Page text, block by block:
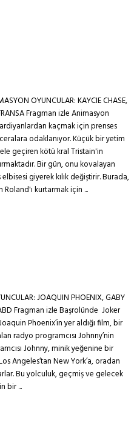
OYUNCULAR: KAYCIE CHASE,
Fragman izle Animasyon
kaçmak için prenses
odaklanıyor. Küçük bir yetim
geçiren kötü kral Tristain'in
Bir gün, onu kovalayan
giyerek kılık değiştirir. Burada,
kurtarmak için ...
JOAQUIN PHOENIX, GABY
Fragman izle Başrolünde Joker
Phoenix’in yer aldığı film, bir
radyo programcısı Johnny’nin
Johnny, minik yeğenine bir
Angeles’tan New York’a, oradan
Bu yolculuk, geçmiş ve gelecek
bir ...